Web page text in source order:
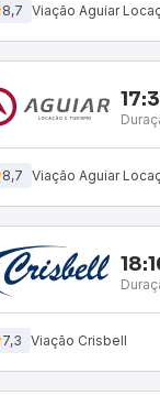
8,7 Viação Aguiar
8,7 Viação Aguiar
7,3 Viação Crisbell